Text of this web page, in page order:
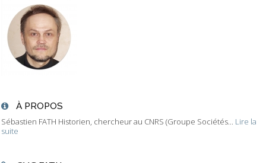
À PROPOS
Sébastien FATH Historien, chercheur au CNRS (Groupe Sociétés... Lire la
suite